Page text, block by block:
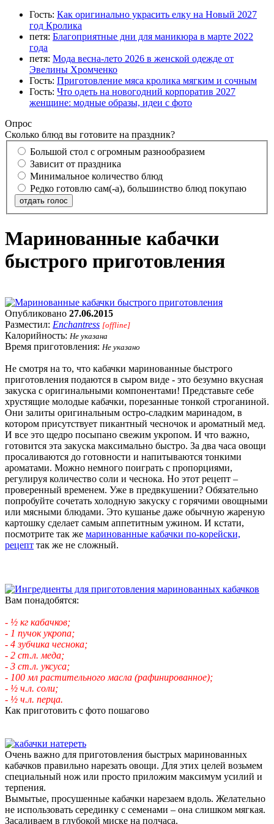
Гость: Как оригинально украсить елку на Новый 2027
год Кролика
петя: Благоприятные дни для маникюра в марте 2022
года
петя: Мода весна-лето 2026 в женской одежде от
Эвелины Хромченко
Гость: Приготовление мяса кролика мягким и сочным
Гость: Что одеть на новогодний корпоратив 2027
женщине: модные образы, идеи с фото
Опрос
Сколько блюд вы готовите на праздник?
Большой стол с огромным разнообразием
Зависит от праздника
Минимальное количество блюд
Редко готовлю сам(-а), большинство блюд покупаю
отдать голос
Маринованные кабачки
быстрого приготовления
Опубликовано 27.06.2015
Разместил: Enchantress [offline]
Калорийность: Не указана
Время приготовления: Не указано
Не смотря на то, что кабачки маринованные быстрого
приготовления подаются в сыром виде - это безумно вкусная
закуска с оригинальными компонентами! Представьте себе
хрустящие молодые кабачки, порезанные тонкой строганиной.
Они залиты оригинальным остро-сладким маринадом, в
котором присутствует пикантный чесночок и ароматный мед.
И все это щедро посыпано свежим укропом. И что важно,
готовится эта закуска максимально быстро. За два часа овощи
просаливаются до готовности и напитываются тонкими
ароматами. Можно немного поиграть с пропорциями,
регулируя количество соли и чеснока. Но этот рецепт –
проверенный временем. Уже в предвкушении? Обязательно
попробуйте сочетать холодную закуску с горячими овощными
или мясными блюдами. Это кушанье даже обычную жареную
картошку сделает самым аппетитным ужином. И кстати,
посмотрите так же маринованные кабачки по-корейски,
рецепт так же не сложный.
Вам понадобятся:
- ½ кг кабачков;
- 1 пучок укропа;
- 4 зубчика чеснока;
- 2 ст.л. меда;
- 3 ст.л. уксуса;
- 100 мл растительного масла (рафинированное);
- ½ ч.л. соли;
- ½ ч.л. перца.
Как приготовить с фото пошагово
Очень важно для приготовления быстрых маринованных
кабачков правильно нарезать овощи. Для этих целей возьмем
специальный нож или просто приложим максимум усилий и
терпения.
Вымытые, просушенные кабачки нарезаем вдоль. Желательно
не использовать серединку с семенами – она слишком мягкая.
Засаливаем в глубокой миске на полчаса.